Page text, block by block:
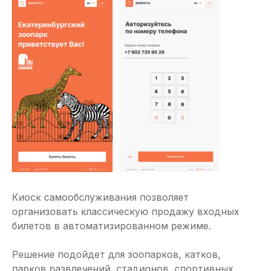
Киоск самообслуживания позволяет
организовать классическую продажу входных
билетов в автоматизированном режиме.
Решение подойдет для зоопарков, катков,